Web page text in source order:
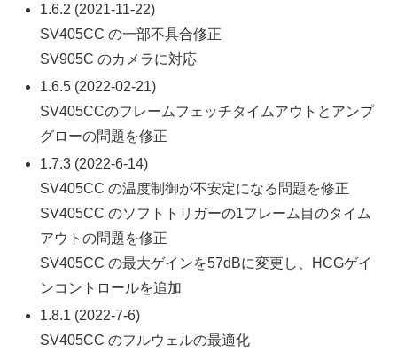
1.6.2 (2021-11-22)
SV405CC の一部不具合修正
SV905C のカメラに対応
1.6.5 (2022-02-21)
SV405CCのフレームフェッチタイムアウトとアンプ
グローの問題を修正
1.7.3 (2022-6-14)
SV405CC の温度制御が不安定になる問題を修正
SV405CC のソフトトリガーの1フレーム目のタイム
アウトの問題を修正
SV405CC の最大ゲインを57dBに変更し、HCGゲイ
ンコントロールを追加
1.8.1 (2022-7-6)
SV405CC のフルウェルの最適化